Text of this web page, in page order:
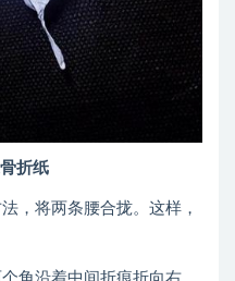
折纸
将两条腰合拢。这样，